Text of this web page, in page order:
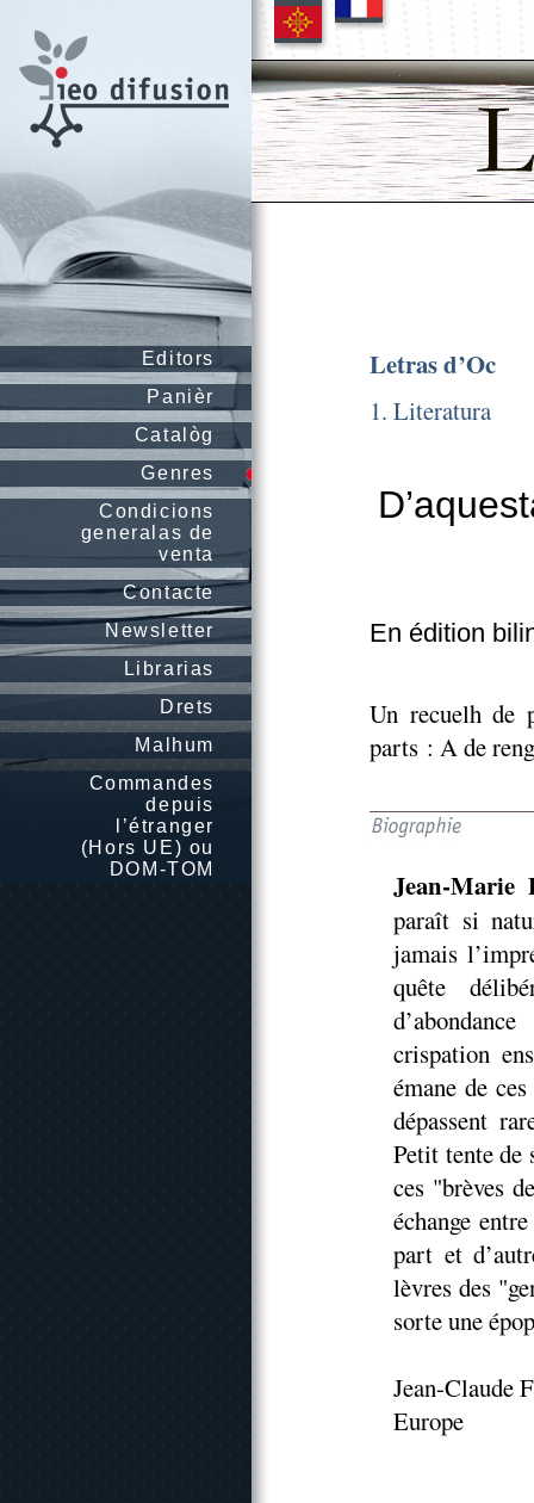
Editors
Panièr
Catalòg
Genres
Condicions
generalas de
venta
Contacte
Newsletter
Librarias
Drets
Malhum
Commandes
depuis
l’étranger
(Hors UE) ou
DOM-TOM
Letras d’Oc
1. Literatura
En édition
Un recuelh de
parts : A de
Jean-
paraît si
jamais
quête
crispation
émane de
dépassent
Petit tente de
ces "brèves
échange
part et
lèvres des
sorte une
Jean-Claude
Europe